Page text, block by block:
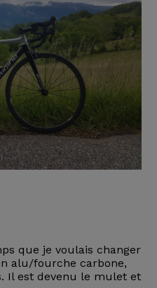
que je voulais changer
alu/fourche carbone,
Il est devenu le mulet et